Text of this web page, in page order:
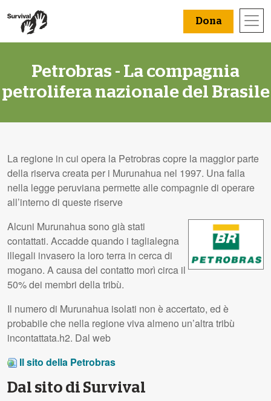
Dona
Petrobras - La compagnia
petrolifera nazionale del Brasile
La regione in cui opera la Petrobras copre la maggior parte
della riserva creata per i Murunahua nel 1997. Una falla
nella legge peruviana permette alle compagnie di operare
all’interno di queste riserve
Alcuni Murunahua sono già stati
contattati. Accadde quando i taglialegna
illegali invasero la loro terra in cerca di
mogano. A causa del contatto morì circa il
50% dei membri della tribù.
Il numero di Murunahua isolati non è accertato, ed è
probabile che nella regione viva almeno un’altra tribù
incontattata.h2. Dal web
Il sito della Petrobras
Dal sito di Survival